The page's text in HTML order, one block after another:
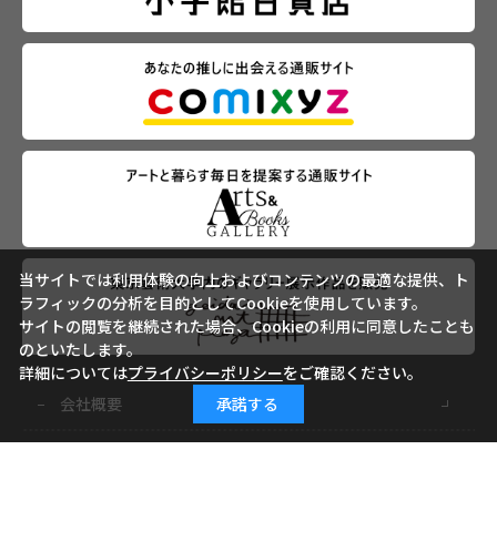
会社概要
当サイトでは利用体験の向上およびコンテンツの最適な提供、ト
ラフィックの分析を目的としてCookieを使用しています。
サイトの閲覧を継続された場合、Cookieの利用に同意したことも
のといたします。
詳細についてはプライバシーポリシーをご確認ください。
承諾する